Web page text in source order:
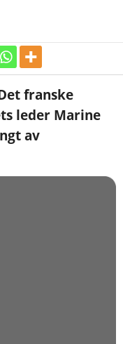
franske
leder Marine
av